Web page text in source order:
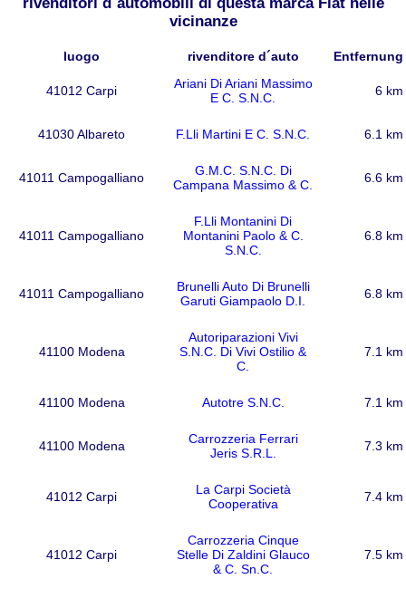
vicinanze
luogo rivenditore d´auto Entfernung
41012 Carpi
Ariani Di Ariani Massimo
E C. S.N.C.
6 km
41030 Albareto F.Lli Martini E C. S.N.C. 6.1 km
41011 Campogalliano
G.M.C. S.N.C. Di
Campana Massimo & C.
6.6 km
41011 Campogalliano
F.Lli Montanini Di
Montanini Paolo & C.
S.N.C.
6.8 km
41011 Campogalliano
Brunelli Auto Di Brunelli
Garuti Giampaolo D.I.
6.8 km
41100 Modena
Autoriparazioni Vivi
S.N.C. Di Vivi Ostilio &
C.
7.1 km
41100 Modena Autotre S.N.C. 7.1 km
41100 Modena
Carrozzeria Ferrari
Jeris S.R.L.
7.3 km
41012 Carpi
La Carpi Società
Cooperativa
7.4 km
41012 Carpi
Carrozzeria Cinque
Stelle Di Zaldini Glauco
& C. Sn.C.
7.5 km